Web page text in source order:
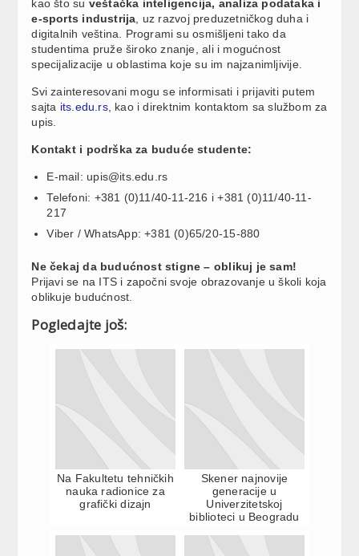
kao što su veštačka inteligencija, analiza podataka i
e-sports industrija , uz razvoj preduzetničkog duha i
digitalnih veština. Programi su osmišljeni tako da
studentima pruže široko znanje, ali i mogućnost
specijalizacije u oblastima koje su im najzanimljivije.
Svi zainteresovani mogu se informisati i prijaviti putem
sajta its.edu.rs, kao i direktnim kontaktom sa službom za
upis.
Kontakt i podrška za buduće studente:
E-mail: upis@its.edu.rs
Telefoni: +381 (0)11/40-11-216 i +381 (0)11/40-11-
217
Viber / WhatsApp: +381 (0)65/20-15-880
Ne čekaj da budućnost stigne – oblikuj je sam!
Prijavi se na ITS i započni svoje obrazovanje u školi koja
oblikuje budućnost.
Pogledajte još:
Na Fakultetu tehničkih
nauka radionice za
grafički dizajn
Skener najnovije
generacije u
Univerzitetskoj
biblioteci u Beogradu